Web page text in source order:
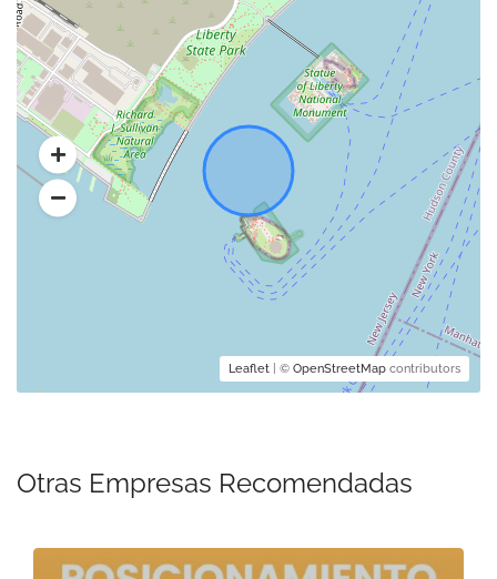
Leaflet | © OpenStreetMap contributors
Otras Empresas Recomendadas